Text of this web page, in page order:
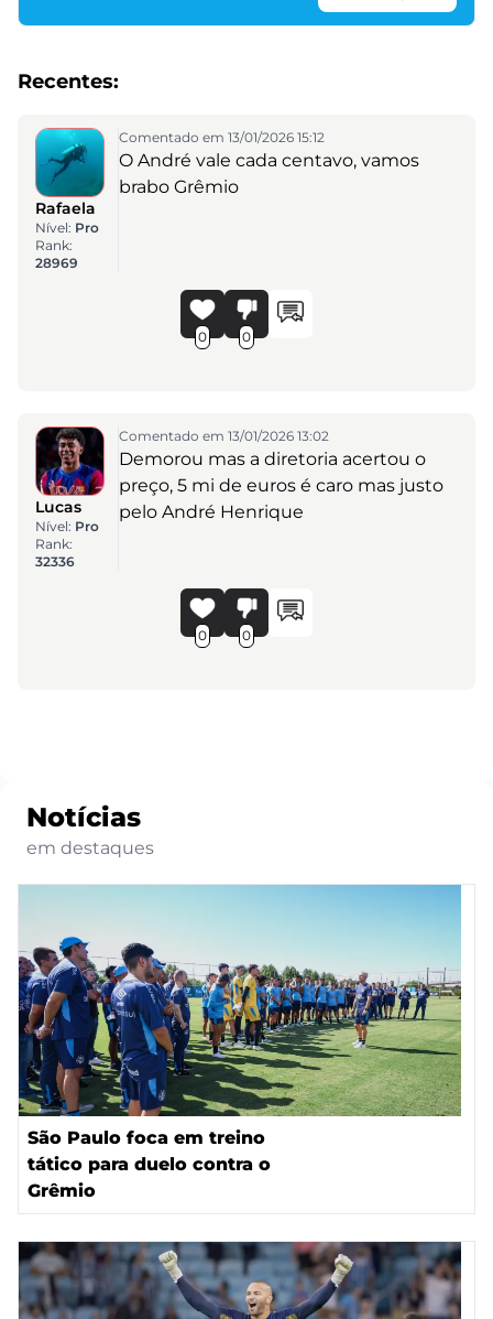
Recentes:
Rafaela
Nível: Pro
Rank:
28969
Comentado em 13/01/2026 15:12
O André vale cada centavo, vamos
brabo Grêmio
0 0
Lucas
Nível: Pro
Rank:
32336
Comentado em 13/01/2026 13:02
Demorou mas a diretoria acertou o
preço, 5 mi de euros é caro mas justo
pelo André Henrique
0 0
Notícias
em destaques
São Paulo foca em treino
tático para duelo contra o
Grêmio